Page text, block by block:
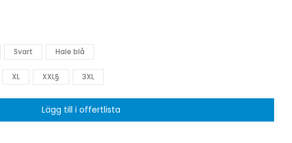
Svart Hale blå
XL XXL§ 3XL
Lägg till i offertlista